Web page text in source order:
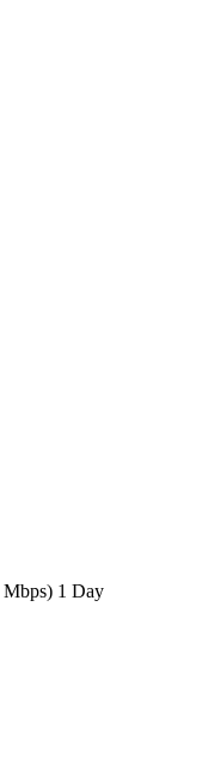
1 Day